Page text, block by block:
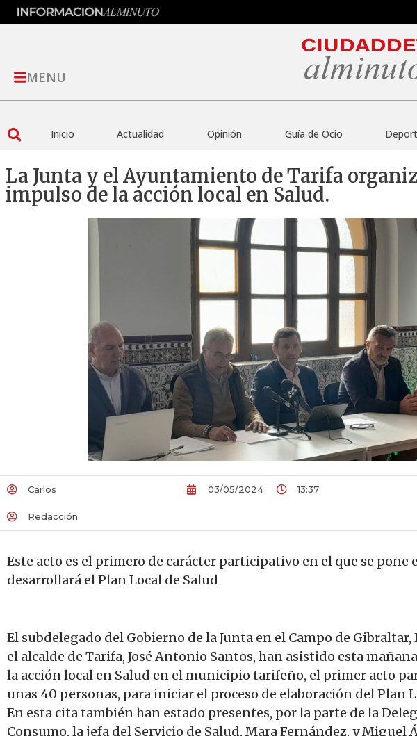
MENU
Inicio Actualidad Opinión Guía de Ocio
La Junta y el Ayuntamiento de Tarifa
impulso de la acción local en Salud.
Carlos
Redacción
03/05/2024 13:37
Este acto es el primero de carácter participativo en el que se
desarrollará el Plan Local de Salud
El subdelegado del Gobierno de la Junta en el Campo de Gibraltar,
el alcalde de Tarifa, José Antonio Santos, han asistido esta
la acción local en Salud en el municipio tarifeño, el primer acto
unas 40 personas, para iniciar el proceso de elaboración del Plan
En esta cita también han estado presentes, por la parte de la
Consumo, la jefa del Servicio de Salud, Mara Fernández, y Miguel